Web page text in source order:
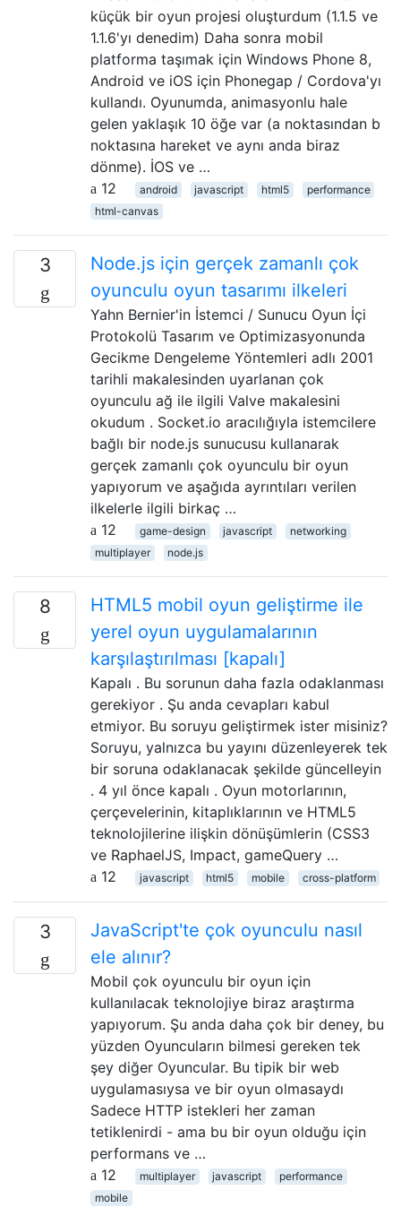
küçük bir oyun projesi oluşturdum (1.1.5 ve
1.1.6'yı denedim) Daha sonra mobil
platforma taşımak için Windows Phone 8,
Android ve iOS için Phonegap / Cordova'yı
kullandı. Oyunumda, animasyonlu hale
gelen yaklaşık 10 öğe var (a noktasından b
noktasına hareket ve aynı anda biraz
dönme). İOS ve …
12
android javascript html5
performance
html-canvas
3
Node.js için gerçek zamanlı çok
oyunculu oyun tasarımı ilkeleri
Yahn Bernier'in İstemci / Sunucu Oyun İçi
Protokolü Tasarım ve Optimizasyonunda
Gecikme Dengeleme Yöntemleri adlı 2001
tarihli makalesinden uyarlanan çok
oyunculu ağ ile ilgili Valve makalesini
okudum . Socket.io aracılığıyla istemcilere
bağlı bir node.js sunucusu kullanarak
gerçek zamanlı çok oyunculu bir oyun
yapıyorum ve aşağıda ayrıntıları verilen
ilkelerle ilgili birkaç …
12
game-design javascript
networking
multiplayer
node.js
8
HTML5 mobil oyun geliştirme ile
yerel oyun uygulamalarının
karşılaştırılması [kapalı]
Kapalı . Bu sorunun daha fazla odaklanması
gerekiyor . Şu anda cevapları kabul
etmiyor. Bu soruyu geliştirmek ister misiniz?
Soruyu, yalnızca bu yayını düzenleyerek tek
bir soruna odaklanacak şekilde güncelleyin
. 4 yıl önce kapalı . Oyun motorlarının,
çerçevelerinin, kitaplıklarının ve HTML5
teknolojilerine ilişkin dönüşümlerin (CSS3
ve RaphaelJS, Impact, gameQuery …
12
javascript html5 mobile cross-platform
3
JavaScript'te çok oyunculu nasıl
ele alınır?
Mobil çok oyunculu bir oyun için
kullanılacak teknolojiye biraz araştırma
yapıyorum. Şu anda daha çok bir deney, bu
yüzden Oyuncuların bilmesi gereken tek
şey diğer Oyuncular. Bu tipik bir web
uygulamasıysa ve bir oyun olmasaydı
Sadece HTTP istekleri her zaman
tetiklenirdi - ama bu bir oyun olduğu için
performans ve …
12
multiplayer javascript
performance
mobile